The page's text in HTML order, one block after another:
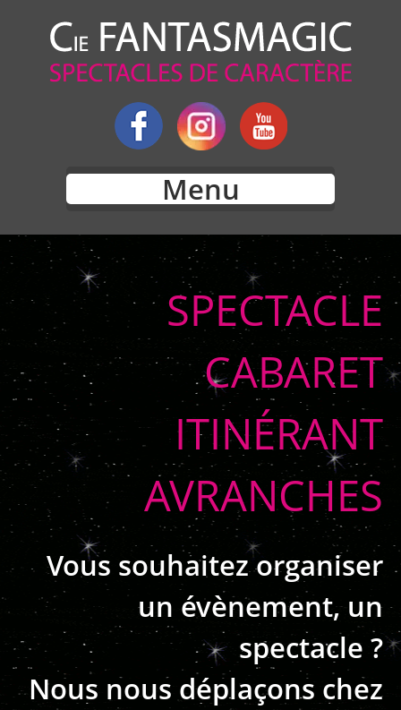
Menu
SPECTACLE
CABARET
ITINÉRANT
AVRANCHES
Vous souhaitez organiser
un évènement, un
spectacle ?
Nous nous déplaçons chez